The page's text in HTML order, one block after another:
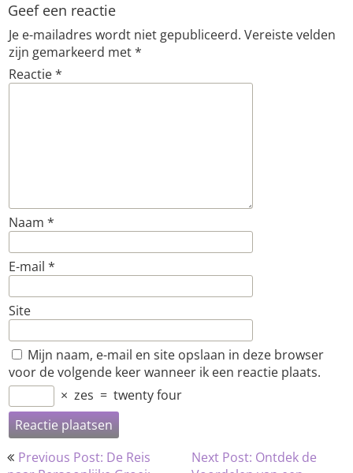
Geef een reactie
Je e-mailadres wordt niet gepubliceerd. Vereiste velden
zijn gemarkeerd met*
Reactie*
Naam *
E-mail *
Site
Mijn naam, e-mail en site opslaan in deze browser
voor de volgende keer wanneer ik een reactie plaats.
× zes = twenty four
Bericht
Previous Post: De Reis
Next Post: Ontdek de